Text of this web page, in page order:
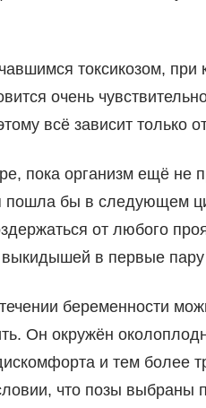
токсикозом,
очень
всё зависит только
пока организм ещё не
пошла бы в следующем
от любого
в первые
беременности
Он окружён
и тем более
что позы выбраны